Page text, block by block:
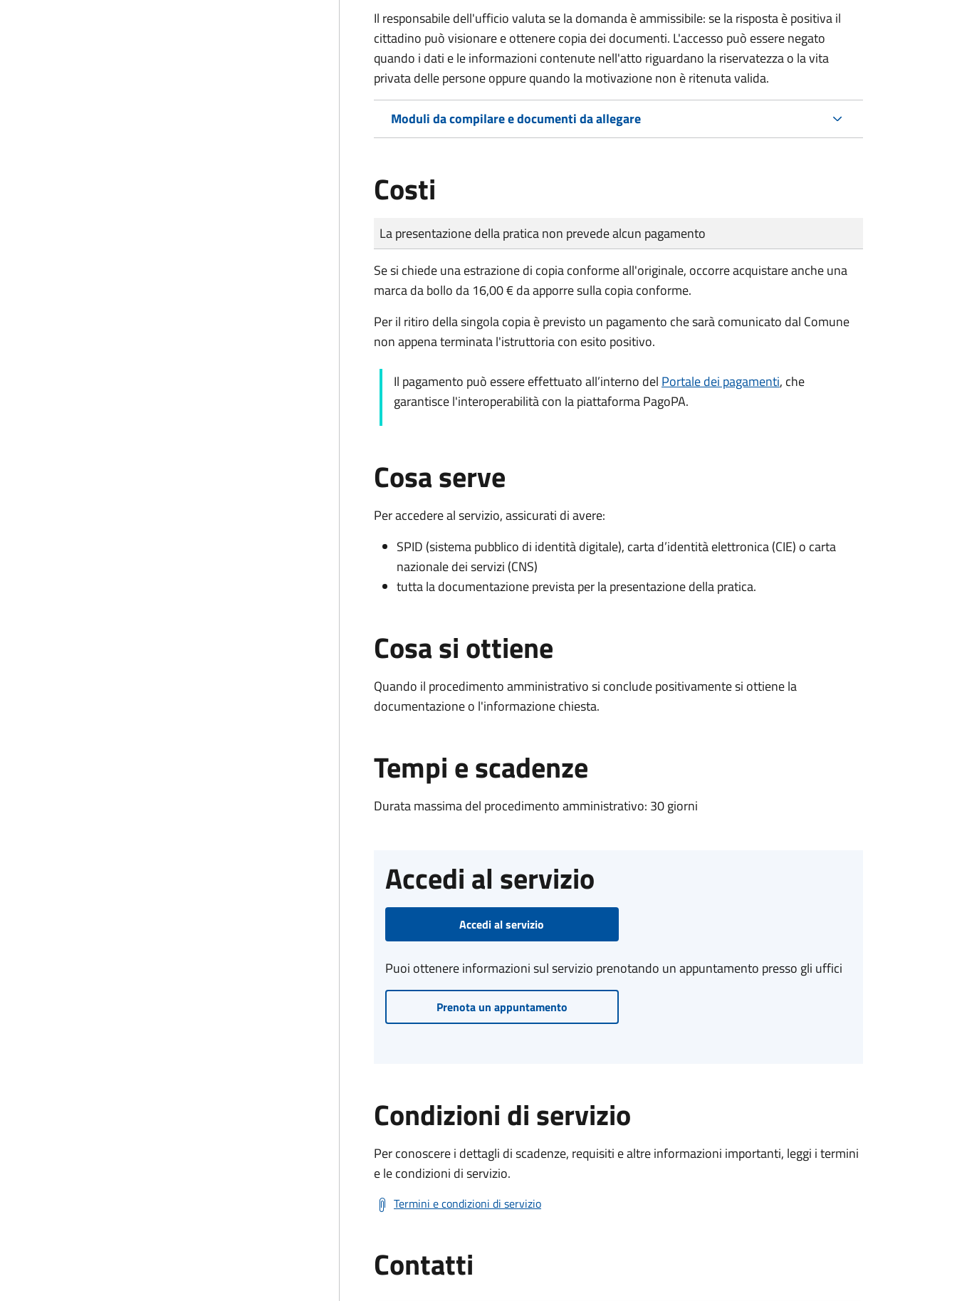
Il responsabile dell'ufficio valuta se la domanda è ammissibile: se la risposta è positiva il
cittadino può visionare e ottenere copia dei documenti. L'accesso può essere negato
quando i dati e le informazioni contenute nell'atto riguardano la riservatezza o la vita
privata delle persone oppure quando la motivazione non è ritenuta valida.
Moduli da compilare e documenti da allegare
Costi
Tipo di pagamento
Importo
La presentazione della pratica non prevede alcun pagamento
Se si chiede una estrazione di copia conforme all'originale, occorre acquistare anche una
marca da bollo da 16,00 € da apporre sulla copia conforme.
Per il ritiro della singola copia è previsto un pagamento che sarà comunicato dal Comune
non appena terminata l'istruttoria con esito positivo.
Il pagamento può essere effettuato all’interno del Portale dei pagamenti, che
garantisce l'interoperabilità con la piattaforma PagoPA.
Cosa serve
Per accedere al servizio, assicurati di avere:
SPID (sistema pubblico di identità digitale), carta d’identità elettronica (CIE) o carta
nazionale dei servizi (CNS)
tutta la documentazione prevista per la presentazione della pratica.
Cosa si ottiene
Quando il procedimento amministrativo si conclude positivamente si ottiene la
documentazione o l'informazione chiesta.
Tempi e scadenze
Durata massima del procedimento amministrativo: 30 giorni
Accedi al servizio
Accedi al servizio
Puoi ottenere informazioni sul servizio prenotando un appuntamento presso gli uffici
Prenota un appuntamento
Condizioni di servizio
Per conoscere i dettagli di scadenze, requisiti e altre informazioni importanti, leggi i termini
e le condizioni di servizio.
Termini e condizioni di servizio
Contatti